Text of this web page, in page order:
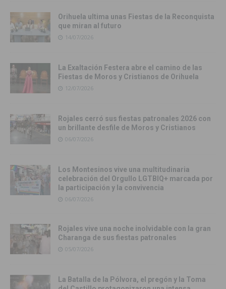
Orihuela ultima unas Fiestas de la Reconquista
que miran al futuro
14/07/2026
La Exaltación Festera abre el camino de las
Fiestas de Moros y Cristianos de Orihuela
12/07/2026
Rojales cerró sus fiestas patronales 2026 con
un brillante desfile de Moros y Cristianos
06/07/2026
Los Montesinos vive una multitudinaria
celebración del Orgullo LGTBIQ+ marcada por
la participación y la convivencia
06/07/2026
Rojales vive una noche inolvidable con la gran
Charanga de sus fiestas patronales
05/07/2026
La Batalla de la Pólvora, el pregón y la Toma